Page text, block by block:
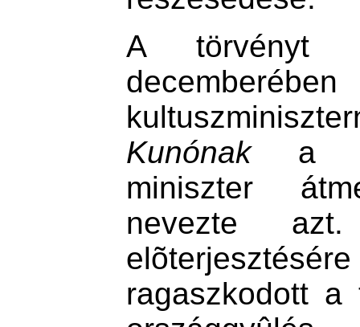
A törvényt
Kunónaka
miniszter
nevezte
ragaszkodott